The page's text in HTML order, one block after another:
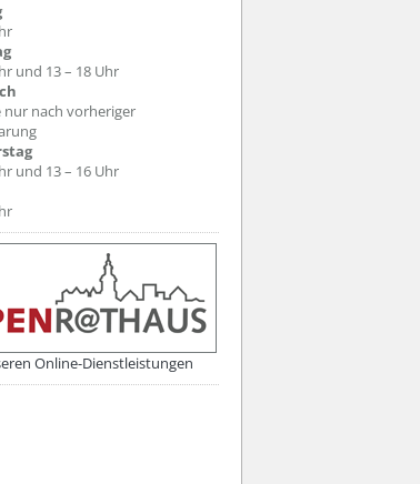
und 13 – 18 Uhr
nur nach vorheriger
und 13 – 16 Uhr
Online-Dienstleistungen